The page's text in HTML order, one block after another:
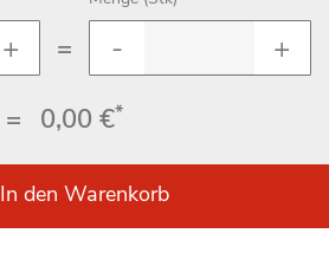
=
= 0,00 €*
In den Warenkorb